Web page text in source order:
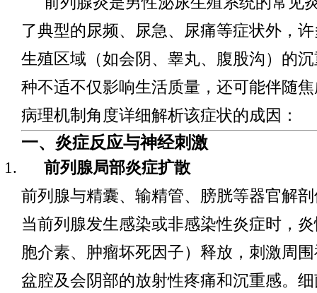
了典型的尿频、尿急、尿痛等症状外，
生殖区域（如会阴、睾丸、腹股沟）的
种不适不仅影响生活质量，还可能伴随
病理机制角度详细解析该症状的成因：
一、炎症反应与神经刺激
前列腺局部炎症扩散
前列腺与精囊、输精管、膀胱等器官解
当前列腺发生感染或非感染性炎症时，
胞介素、肿瘤坏死因子）释放，刺激周
盆腔及会阴部的放射性疼痛和沉重感。